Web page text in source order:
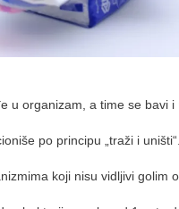
u organizam, a time se bavi i
po principu „traži i uništi“.
koji nisu vidljivi golim